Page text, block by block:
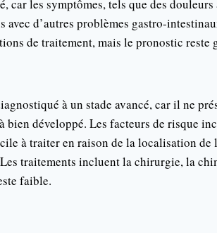
car les symptômes, tels que des
avec d’autres problèmes gastro-
de traitement, mais le pronostic reste
à un stade avancé, car il ne
bien développé. Les facteurs de risque
à traiter en raison de la localisation de
traitements incluent la chirurgie, la
faible.